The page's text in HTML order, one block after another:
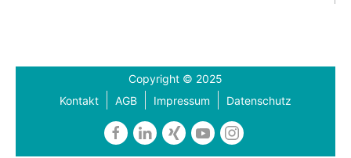
Copyright © 2025
Kontakt
AGB Impressum Datenschutz